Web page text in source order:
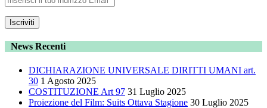
News Recenti
DICHIARAZIONE UNIVERSALE DIRITTI UMANI art.
30 1 Agosto 2025
COSTITUZIONE Art 97 31 Luglio 2025
Proiezione del Film: Suits Ottava Stagione 30 Luglio 2025